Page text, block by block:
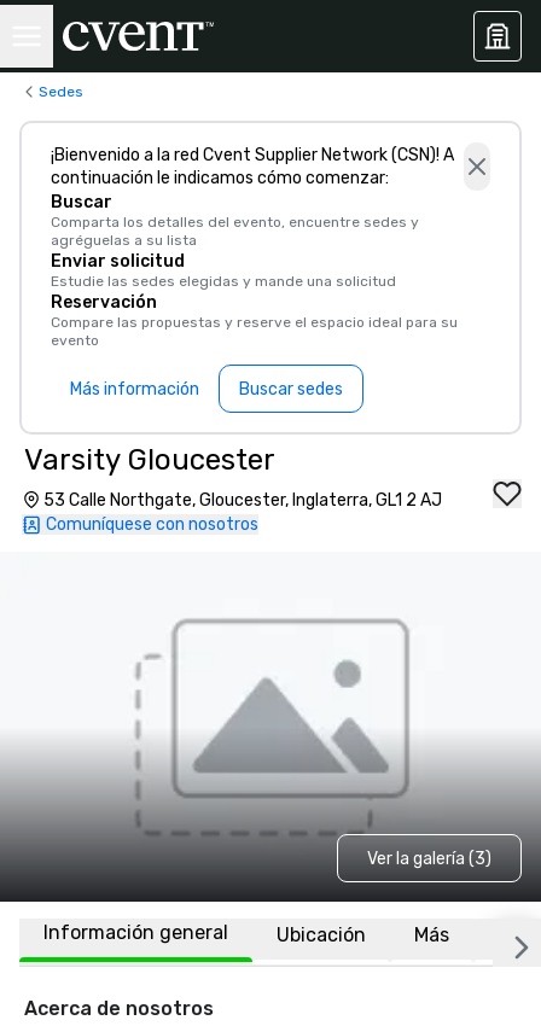
Sedes
¡Bienvenido a la red Cvent Supplier Network (CSN)! A
continuación le indicamos cómo comenzar:
Buscar
Comparta los detalles del evento, encuentre sedes y
agréguelas a su lista
Enviar solicitud
Estudie las sedes elegidas y mande una solicitud
Reservación
Compare las propuestas y reserve el espacio ideal para su
evento
Más información Buscar sedes
Varsity Gloucester
53 Calle Northgate, Gloucester, Inglaterra, GL1 2 AJ
Comuníquese con nosotros
Ver la galería (3)
Información general Ubicación Más
Acerca de nosotros